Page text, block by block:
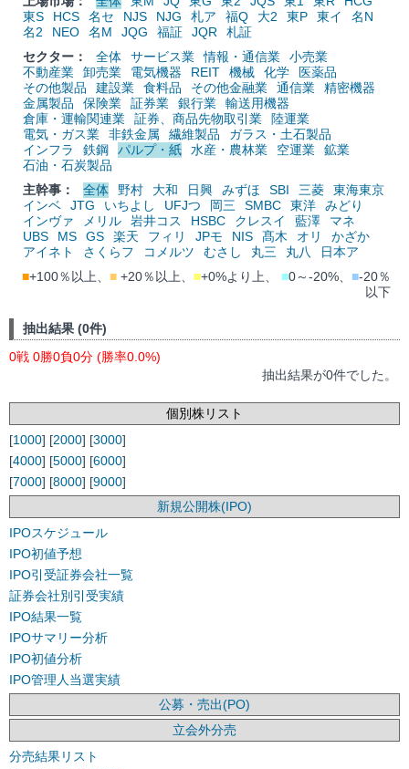
東S
HCS 名セ NJS NJG 札ア 福Q 大2 東P 東イ
名N
名2
NEO 名M JQG 福証 JQR
札証
セクター：
全体 サービス業 情報・通信業
小売業
不動産業
卸売業 電気機器 REIT 機械 化学
医薬品
その他製品
建設業 食料品 その他金融業 通信業
精密機器
金属製品
保険業 証券業 銀行業
輸送用機器
倉庫・運輸関連業
証券、商品先物取引業
陸運業
電気・ガス業
非鉄金属 繊維製品
ガラス・土石製品
インフラ
鉄鋼 パルプ・紙 水産・農林業 空運業
鉱業
石油・石炭製品
主幹事：
全体 野村 大和 日興 みずほ SBI 三菱
東海東京
インベ
JTG いちよし UFJつ 岡三 SMBC 東洋
みどり
インヴァ
メリル 岩井コス HSBC クレスイ 藍澤
マネ
UBS
MS GS 楽天 フィリ JPモ NIS 髙木 オリ
かざか
アイネト
さくらフ コメルツ むさし 丸三 丸八
日本ア
■+100％以上、 ■ +20％以上、 ■+0%より上、 ■0～-20%、 ■-20％
以下
抽出結果 (0件)
0戦 0勝0負0分 (勝率0.0%)
抽出結果が0件でした。
個別株リスト
[1000] [2000] [3000]
[4000] [5000] [6000]
[7000] [8000] [9000]
新規公開株(IPO)
IPOスケジュール
IPO初値予想
IPO引受証券会社一覧
証券会社別引受実績
IPO結果一覧
IPOサマリー分析
IPO初値分析
IPO管理人当選実績
公募・売出(PO)
立会外分売
分売結果リスト